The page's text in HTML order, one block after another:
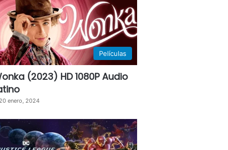
Películas
(2023) HD 1080P Audio
20 enero, 2024